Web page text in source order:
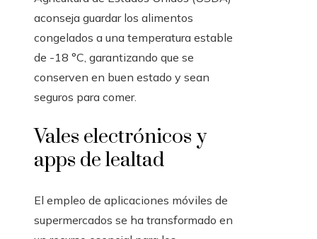
aconseja guardar los alimentos
congelados a una temperatura estable
de -18 °C, garantizando que se
conserven en buen estado y sean
seguros para comer.
Vales electrónicos y
apps de lealtad
El empleo de aplicaciones móviles de
supermercados se ha transformado en